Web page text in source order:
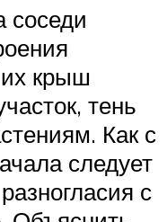
соседи
крыш
тень
Как с
следует
с